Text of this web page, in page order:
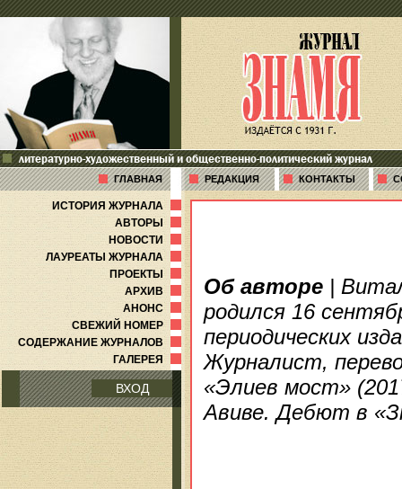
литературно-художественный и общественно-политический журнал
ГЛАВНАЯ РЕДАКЦИЯ КОНТАКТЫ
ИСТОРИЯ ЖУРНАЛА
АВТОРЫ
НОВОСТИ
ЛАУРЕАТЫ ЖУРНАЛА
ПРОЕКТЫ
АРХИВ
АНОНС
СВЕЖИЙ НОМЕР
СОДЕРЖАНИЕ ЖУРНАЛОВ
ГАЛЕРЕЯ
ВХОД
Об авторе |
родился 16
периодических
Журналист,
«Элиев мост»
Авиве. Дебют в